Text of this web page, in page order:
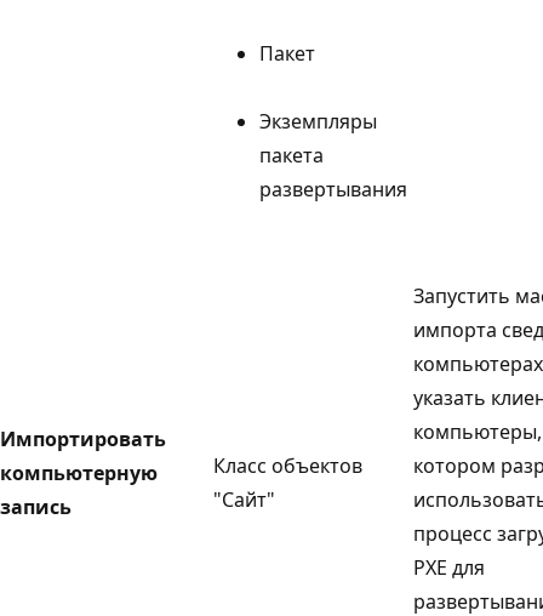
Пакет
Экземпляры
пакета
развертывания
Импортировать
компьютерную
запись
Класс объектов
"Сайт"
Запустить
импорта
указать
компьютеры,
котором
процесс
PXE для